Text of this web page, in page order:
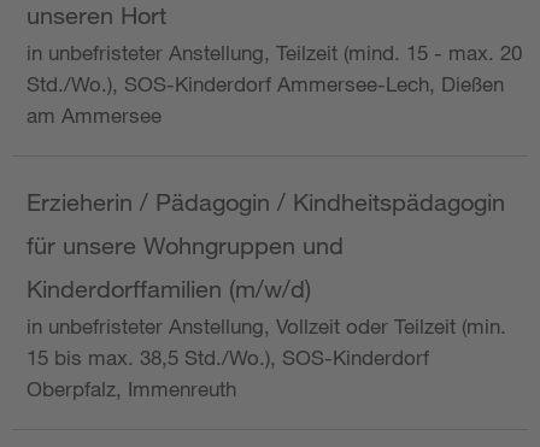
unseren Hort
in unbefristeter Anstellung, Teilzeit (mind. 15 - max. 20
Std./Wo.), SOS-Kinderdorf Ammersee-Lech, Dießen
am Ammersee
Erzieherin / Pädagogin / Kindheitspädagogin
für unsere Wohngruppen und
Kinderdorffamilien (m/w/d)
in unbefristeter Anstellung, Vollzeit oder Teilzeit (min.
15 bis max. 38,5 Std./Wo.), SOS-Kinderdorf
Oberpfalz, Immenreuth